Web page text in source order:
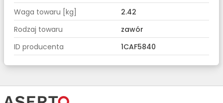
Waga towaru [kg]
2.42
Rodzaj towaru
zawór
ID producenta
1CAF5840